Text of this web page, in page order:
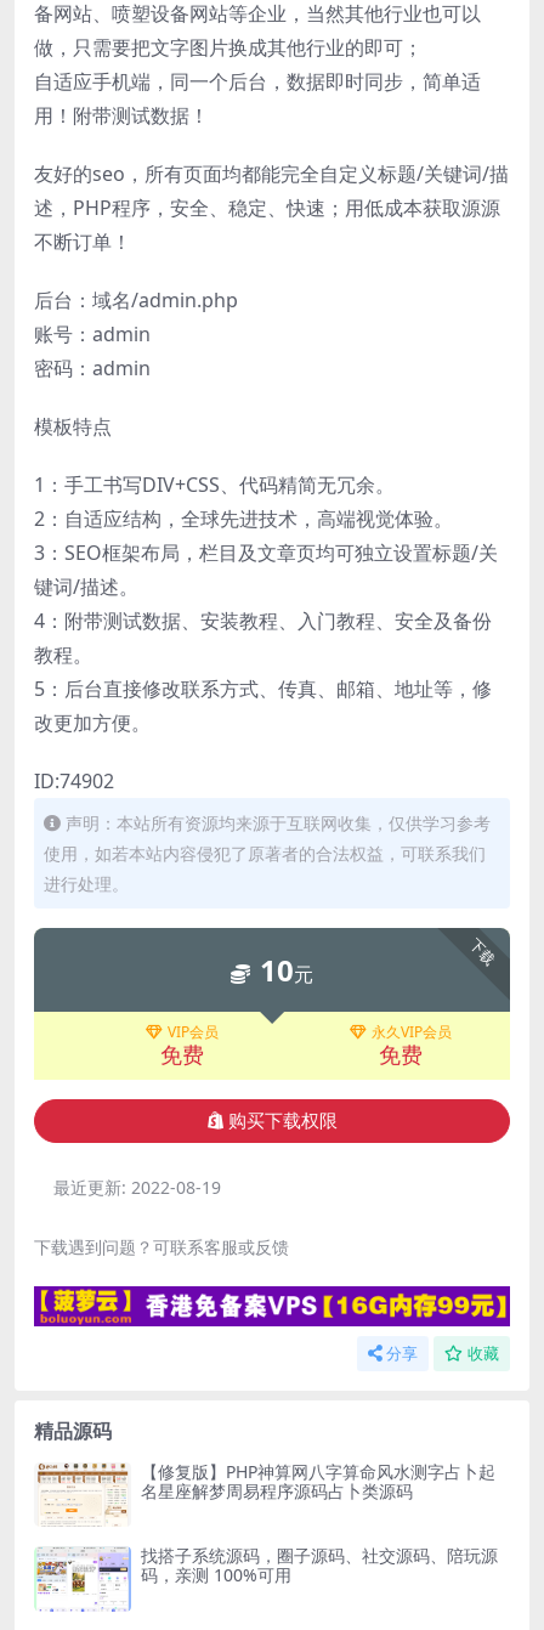
备网站、喷塑设备网站等企业，当然其他行业也可以
做，只需要把文字图片换成其他行业的即可；
自适应手机端，同一个后台，数据即时同步，简单适
用！附带测试数据！
友好的seo，所有页面均都能完全自定义标题/关键词/描
述，PHP程序，安全、稳定、快速；用低成本获取源源
不断订单！
后台：域名/admin.php
账号：admin
密码：admin
模板特点
1：手工书写DIV+CSS、代码精简无冗余。
2：自适应结构，全球先进技术，高端视觉体验。
3：SEO框架布局，栏目及文章页均可独立设置标题/关
键词/描述。
4：附带测试数据、安装教程、入门教程、安全及备份
教程。
5：后台直接修改联系方式、传真、邮箱、地址等，修
改更加方便。
ID:74902
声明：本站所有资源均来源于互联网收集，仅供学习参考
使用，如若本站内容侵犯了原著者的合法权益，可联系我们
进行处理。
下载
10元
VIP会员
免费
永久VIP会员
免费
购买下载权限
最近更新: 2022-08-19
下载遇到问题？可联系客服或反馈
分享 收藏
精品源码
【修复版】PHP神算网八字算命风水测字占卜起
名星座解梦周易程序源码占卜类源码
找搭子系统源码，圈子源码、社交源码、陪玩源
码，亲测 100%可用